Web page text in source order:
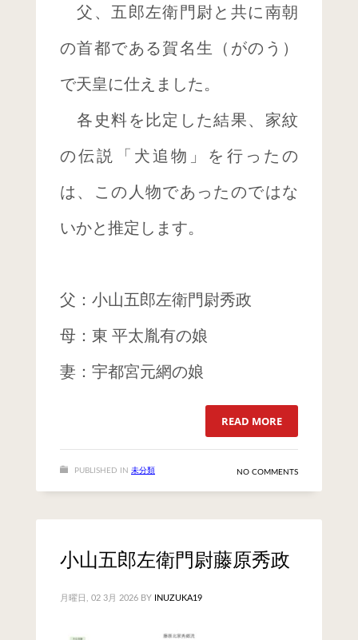
父、五郎左衛門尉と共に南朝
の首都である賀名生（がのう）
で天皇に仕えました。
各史料を比定した結果、家紋
の伝説「犬追物」を行ったの
は、この人物であったのではな
いかと推定します。
父：小山五郎左衛門尉秀政
母：東 平太胤有の娘
妻：宇都宮元網の娘
READ MORE
PUBLISHED IN 未分類 NO COMMENTS
小山五郎左衛門尉藤原秀政
月曜日, 02 3月 2026 BY INUZUKA19